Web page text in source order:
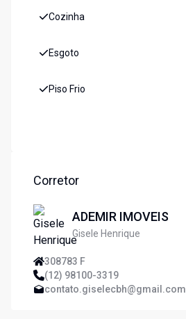
Cozinha
Esgoto
Piso Frio
Corretor
ADEMIR IMOVEIS
Gisele Henrique
308783 F
(12) 98100-3319
contato.giselecbh@gmail.com